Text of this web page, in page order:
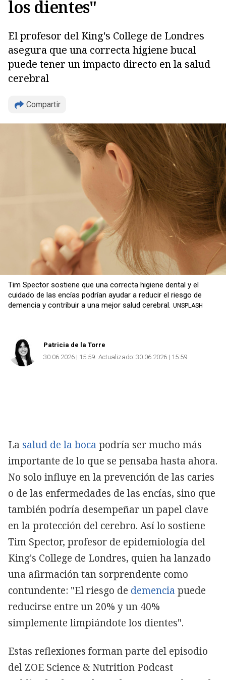
los dientes"
El profesor del King's College de Londres
asegura que una correcta higiene bucal
puede tener un impacto directo en la salud
cerebral
Compartir
Tim Spector sostiene que una correcta higiene dental y el
cuidado de las encías podrían ayudar a reducir el riesgo de
demencia y contribuir a una mejor salud cerebral. UNSPLASH
Patricia de la Torre
30.06.2026 | 15:59 Actualizado: 30.06.2026 | 15:59
La salud de la boca podría ser mucho más
importante de lo que se pensaba hasta ahora.
No solo influye en la prevención de las caries
o de las enfermedades de las encías, sino que
también podría desempeñar un papel clave
en la protección del cerebro. Así lo sostiene
Tim Spector, profesor de epidemiología del
King's College de Londres, quien ha lanzado
una afirmación tan sorprendente como
contundente: "El riesgo de demencia puede
reducirse entre un 20% y un 40%
simplemente limpiándote los dientes".
Estas reflexiones forman parte del episodio
del ZOE Science & Nutrition Podcast